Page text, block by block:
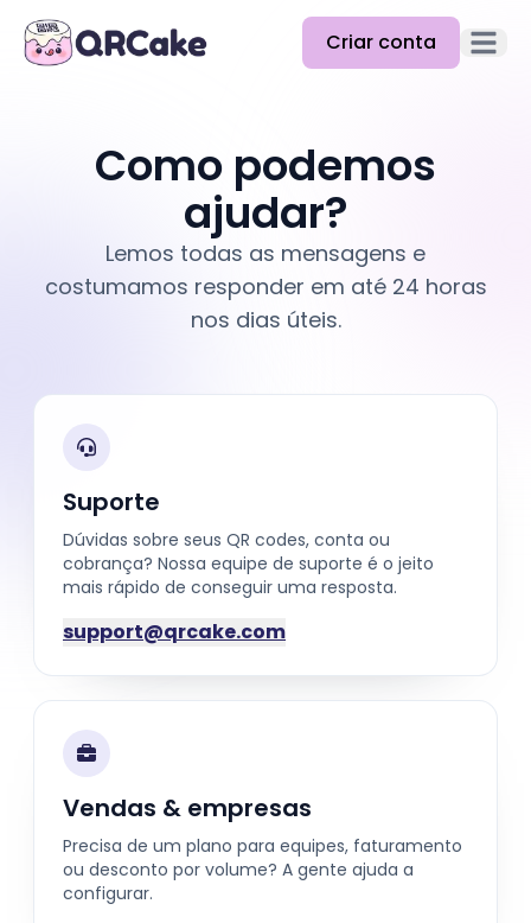
Criar conta Abrir
Preços
Docs
Como podemos
ajudar?
Lemos todas as mensagens e
costumamos responder em até 24 horas
nos dias úteis.
Suporte
Dúvidas sobre seus QR codes, conta ou
cobrança? Nossa equipe de suporte é o jeito
mais rápido de conseguir uma resposta.
support@qrcake.com
Vendas & empresas
Precisa de um plano para equipes, faturamento
ou desconto por volume? A gente ajuda a
configurar.